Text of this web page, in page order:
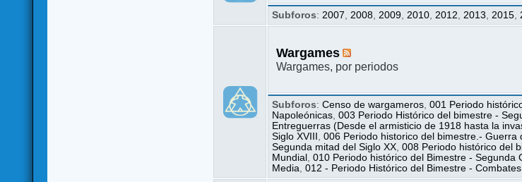
Subforos: 2007 2008 2009 2010 2012 2013 2015
Wargames
Wargames, por periodos
Subforos:Censo de wargameros ,001 Periodo
Napoleónicas ,003 Periodo Histórico del bimestre -
Entreguerras (Desde el armisticio de 1918 hasta la
Siglo XVIII
,006 Periodo historico del bimestre.- Guerra
Segunda mitad del Siglo XX ,008 Periodo histórico del
Mundial
,010 Periodo histórico del Bimestre - Segunda
Media ,012 - Periodo Histórico del Bimestre -